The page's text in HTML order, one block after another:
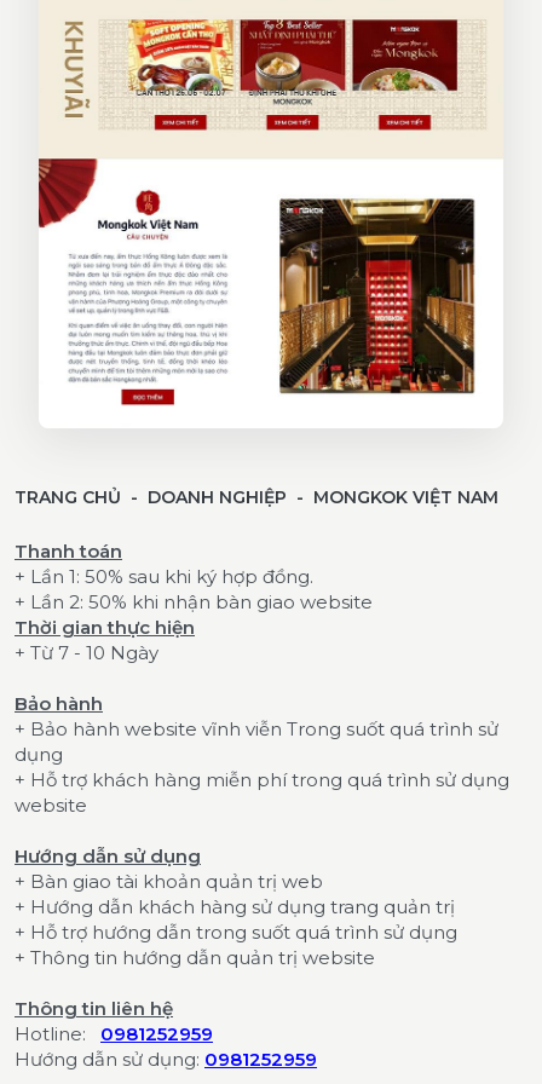
TRANG CHỦ DOANH NGHIỆP MONGKOK VIỆT NAM
Thanh toán
+ Lần 1: 50% sau khi ký hợp đồng.
+ Lần 2: 50% khi nhận bàn giao website
Thời gian thực hiện
+ Từ 7 - 10 Ngày
Bảo hành
+ Bảo hành website vĩnh viễn Trong suốt quá trình sử
dụng
+ Hỗ trợ khách hàng miễn phí trong quá trình sử dụng
website
Hướng dẫn sử dụng
+ Bàn giao tài khoản quản trị web
+ Hướng dẫn khách hàng sử dụng trang quản trị
+ Hỗ trợ hướng dẫn trong suốt quá trình sử dụng
+ Thông tin hướng dẫn quản trị website
Thông tin liên hệ
Hotline: 0981252959
Hướng dẫn sử dụng: 0981252959